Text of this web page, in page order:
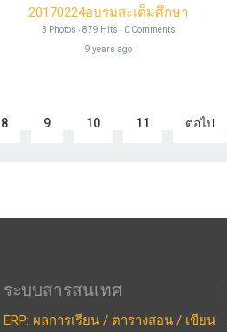
20170224อบรมสะเต็มศึกษา
3 Photos ‧ 879 Hits ‧ 0 Comments
9 years ago
8 9 10 11 ต่อไป
ระบบสารสนเทศ
ERP: ผลการเรียน / ตารางสอน / เขียน